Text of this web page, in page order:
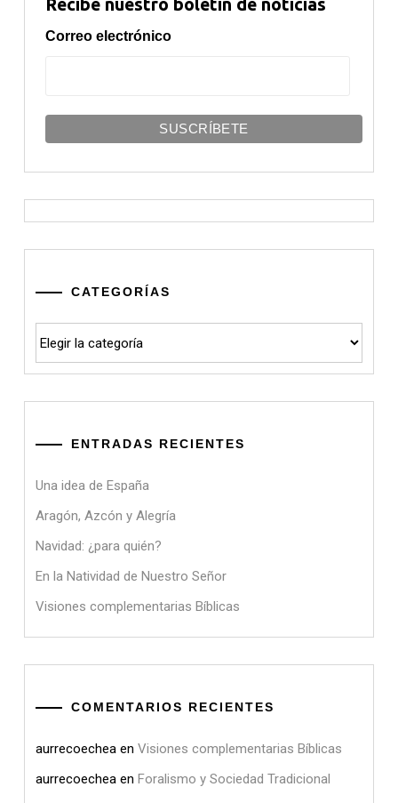
Recibe nuestro boletín de noticias
Correo electrónico
CATEGORÍAS
ENTRADAS RECIENTES
Una idea de España
Aragón, Azcón y Alegría
Navidad: ¿para quién?
En la Natividad de Nuestro Señor
Visiones complementarias Bíblicas
COMENTARIOS RECIENTES
aurrecoechea en Visiones complementarias Bíblicas
aurrecoechea en Foralismo y Sociedad Tradicional